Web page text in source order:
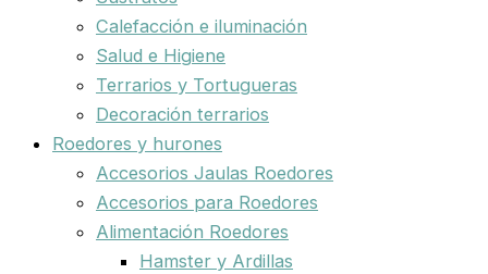
Calefacción e iluminación
Salud e Higiene
Terrarios y Tortugueras
Decoración terrarios
Roedores y hurones
Accesorios Jaulas Roedores
Accesorios para Roedores
Alimentación Roedores
Hamster y Ardillas